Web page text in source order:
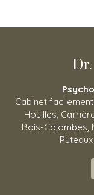
Cabinet
Houilles,
Bois-Colombes,